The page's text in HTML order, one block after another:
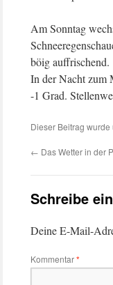
Am Sonntag
böig auffrischend.
In der Nacht zum
-1 Grad.
Dieser Beitrag wurde
← Das Wetter in der
Schreibe
Deine E-Mail-
Kommentar*